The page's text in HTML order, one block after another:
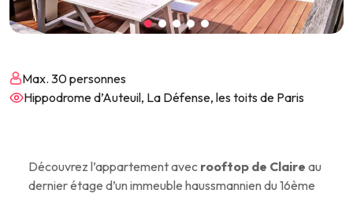
Max. 30 personnes
Hippodrome d’Auteuil, La Défense, les toits de Paris
Découvrez l’appartement avec rooftop de Claire au
dernier étage d’un immeuble haussmannien du 16ème